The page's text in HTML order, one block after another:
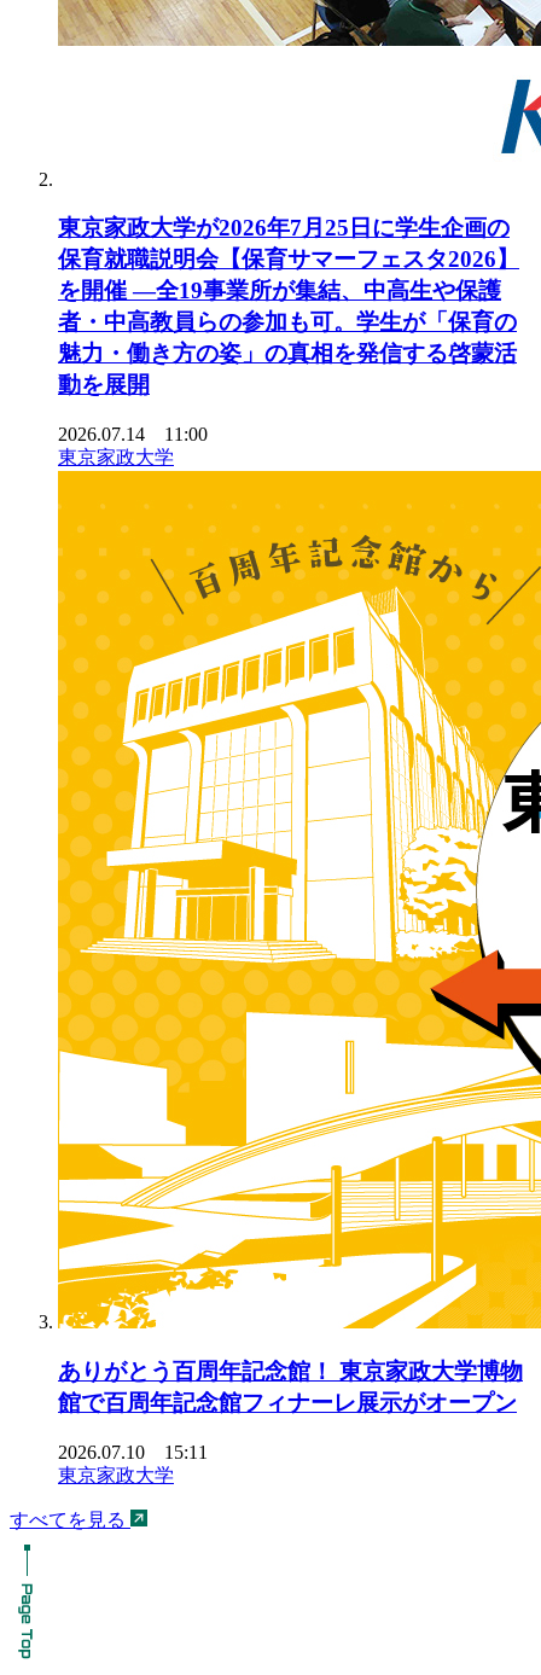
東京家政大学が2026年7月25日に学生企画の
保育就職説明会【保育サマーフェスタ2026】
を開催 ―全19事業所が集結、中高生や保護
者・中高教員らの参加も可。学生が「保育の
魅力・働き方の姿」の真相を発信する啓蒙活
動を展開
2026.07.14 11:00
東京家政大学
ありがとう百周年記念館！ 東京家政大学博物
館で百周年記念館フィナーレ展示がオープン
2026.07.10 15:11
東京家政大学
すべてを見る